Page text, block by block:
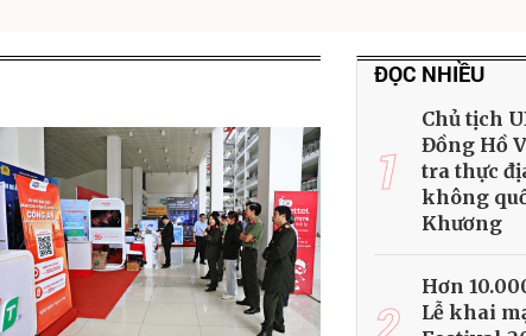
ĐỌC NHIỀU
1
Chủ tịch
Đồng Hồ
tra thực
không
Khương
Hơn
Lễ khai